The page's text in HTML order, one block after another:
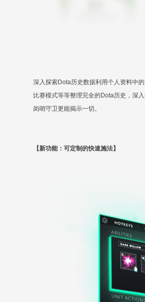
深入探索Dota历史数据利用个人资料中
比赛模式等等整理完全的Dota历史，深
岗哨守卫更能揭示一切。
【新功能：可定制的快速施法】